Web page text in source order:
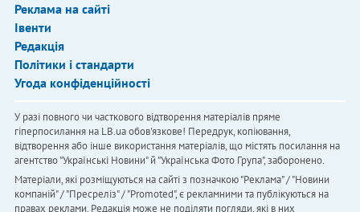
Реклама на сайті
Івенти
Редакція
Політики і стандарти
Угода конфіденційності
У разі повного чи часткового відтворення матеріалів пряме
гіперпосилання на LB.ua обов'язкове! Передрук, копіювання,
відтворення або інше використання матеріалів, що містять посилання на
агентство "Українськi Новини" й "Українська Фото Група", заборонено.
Матеріали, які розміщуються на сайті з позначкою "Реклама" / "Новини
компаній" / "Пресреліз" / "Promoted", є рекламними та публікуються на
правах реклами. Редакція може не поділяти погляди, які в них